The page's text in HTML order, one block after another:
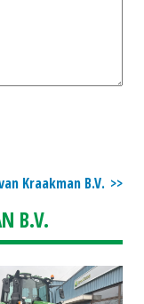
Kraakman B.V.
B.V.